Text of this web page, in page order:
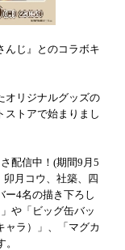
んじ』とのコラボキ
オリジナルグッズの
ストアで始まりまし
配信中！(期間9月5
卯月コウ、社築、四
ー4名の描き下ろし
や「ビッグ缶バッ
ャラ）」、「マグカ